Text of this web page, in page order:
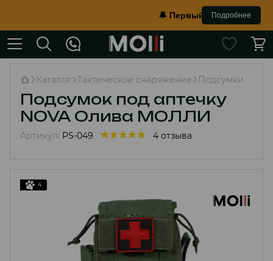
🔔 Первый в УкраинеПодробнее
Каталог Тактическое снаряжение Подсумки
Подсумок под аптечку
NOVA Олива МОЛЛИ
Артикул: PS-049 4 отзыва
4